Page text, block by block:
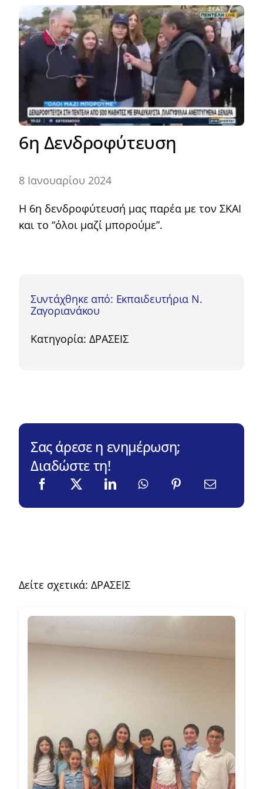
6η Δενδροφύτευση
8 Ιανουαρίου 2024
Η 6η δενδροφύτευσή μας παρέα με τον ΣΚΑΙ
και το “όλοι μαζί μπορούμε”.
Συντάχθηκε από: Εκπαιδευτήρια Ν.
Ζαγοριανάκου
Κατηγορία: ΔΡΑΣΕΙΣ
Σας άρεσε η ενημέρωση;
Διαδώστε τη!
Δείτε σχετικά: ΔΡΑΣΕΙΣ